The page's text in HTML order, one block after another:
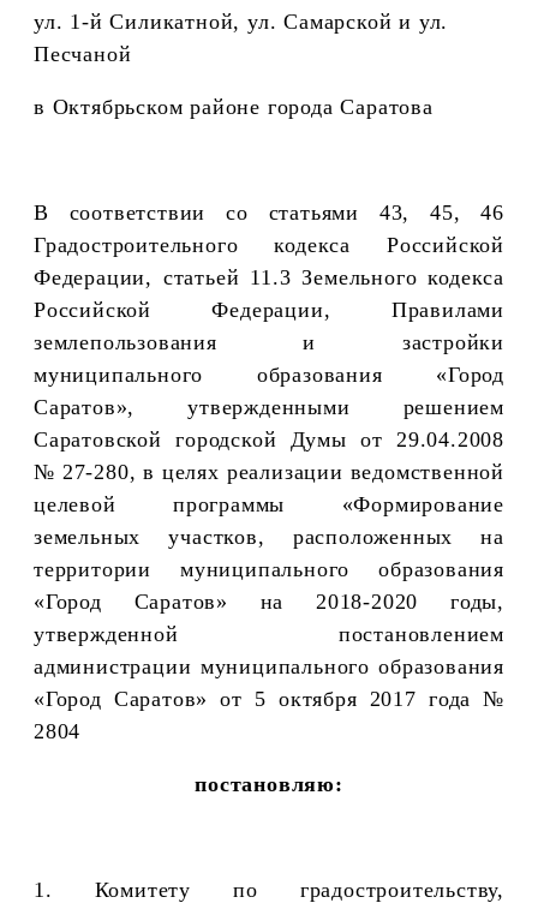
ул. 1-й Силикатной, ул. Самарской и ул.
Песчаной
в Октябрьском районе города Саратова
В соответствии со статьями 43, 45, 46
Градостроительного кодекса Российской
Федерации, статьей 11.3 Земельного кодекса
Российской Федерации, Правилами
землепользования и застройки
муниципального образования «Город
Саратов», утвержденными решением
Саратовской городской Думы от 29.04.2008
№ 27-280, в целях реализации ведомственной
целевой программы «Формирование
земельных участков, расположенных на
территории муниципального образования
«Город Саратов» на 2018-2020 годы,
утвержденной постановлением
администрации муниципального образования
«Город Саратов» от 5 октября 2017 года №
2804
постановляю:
1. Комитету по градостроительству,